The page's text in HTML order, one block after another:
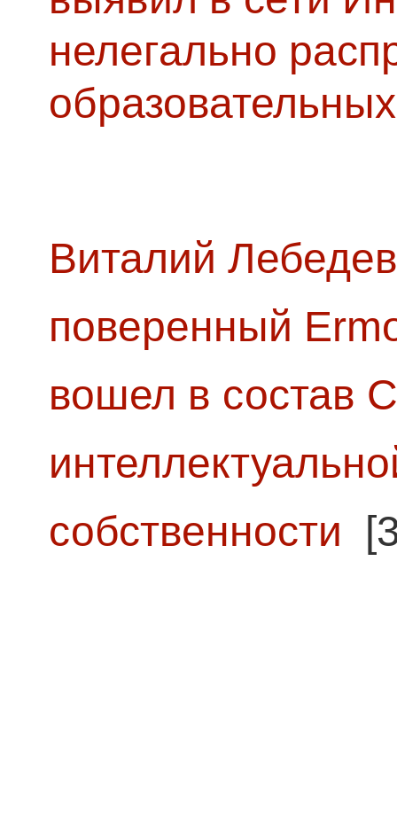
нелегально
Виталий
поверенный
вошел в состав
собственности